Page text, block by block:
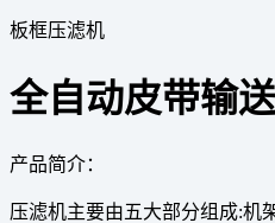
板框压滤机
全自动皮带输
产品简介：
压滤机主要由五大部分组成:机